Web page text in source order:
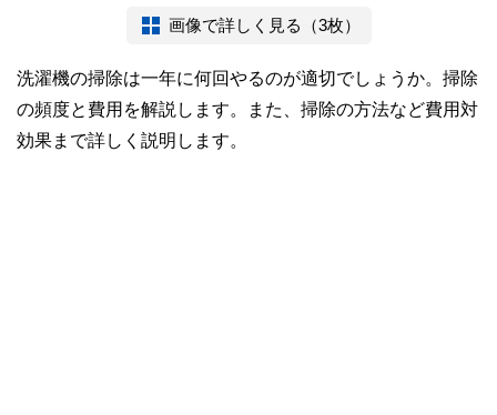
画像で詳しく見る（3枚）
洗濯機の掃除は一年に何回やるのが適切でしょうか。掃除
の頻度と費用を解説します。また、掃除の方法など費用対
効果まで詳しく説明します。